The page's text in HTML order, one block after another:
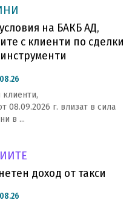
на БАКБ АД,
с клиенти по сделки
08.26
08.09.2026 г. влизат в сила
в ...
доход от такси
08.26